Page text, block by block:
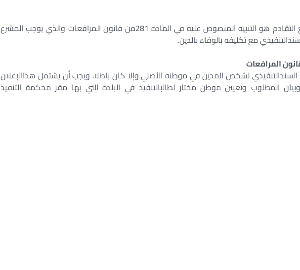
-المقصود بالتنبيه الذي يقطع التقادم هو التنبيه المنصوص عليه في المادة 281من قانون المرافعات والذي يوجب المشرع
مع تكليفه بالوفاء بالدين.
السندالتنفيذي لشخص المدين في موطنه الأصلي وإلا كان باطلا. ويجب أن يشتمل هذاالإعلان
المطلوب وتعيين موطن مختار لطالبالتنفيذ في البلدة التي بها مقر محكمة التنفيذ